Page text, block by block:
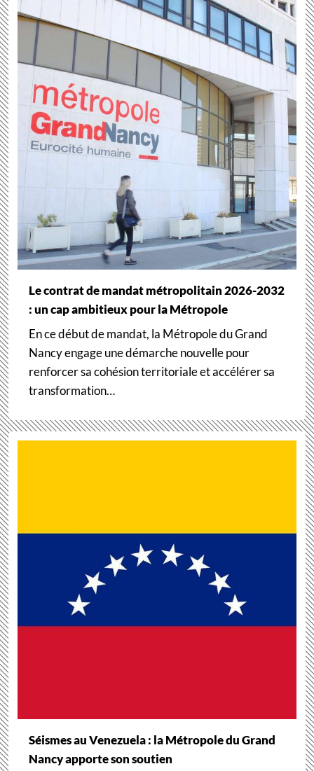
Le contrat de mandat métropolitain 2026-2032
: un cap ambitieux pour la Métropole
En ce début de mandat, la Métropole du Grand
Nancy engage une démarche nouvelle pour
renforcer sa cohésion territoriale et accélérer sa
transformation…
Séismes au Venezuela : la Métropole du Grand
Nancy apporte son soutien